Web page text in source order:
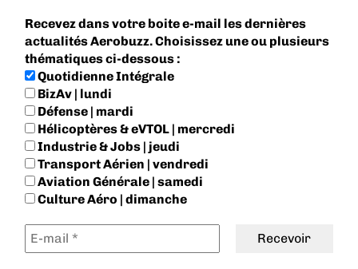
Recevez dans votre boite e-mail les dernières
actualités Aerobuzz. Choisissez une ou plusieurs
thématiques ci-dessous :
Quotidienne Intégrale
BizAv | lundi
Défense | mardi
Hélicoptères & eVTOL | mercredi
Industrie & Jobs | jeudi
Transport Aérien | vendredi
Aviation Générale | samedi
Culture Aéro | dimanche